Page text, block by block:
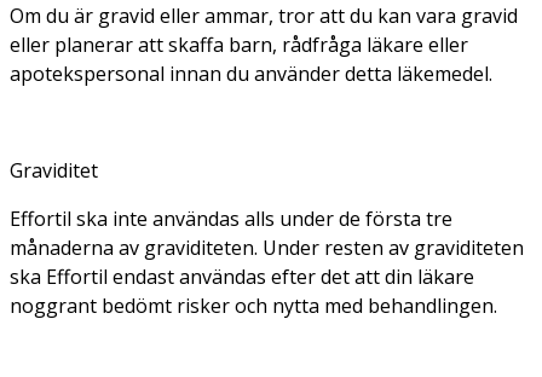
Om du är gravid eller ammar, tror att du kan vara gravid
eller planerar att skaffa barn, rådfråga läkare eller
apotekspersonal innan du använder detta läkemedel.
Graviditet
Effortil ska inte användas alls under de första tre
månaderna av graviditeten. Under resten av graviditeten
ska Effortil endast användas efter det att din läkare
noggrant bedömt risker och nytta med behandlingen.